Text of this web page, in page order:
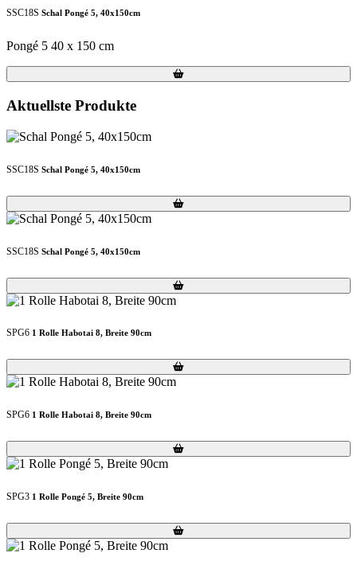
SSC18S Schal Pongé 5, 40x150cm
Pongé 5 40 x 150 cm
Loading...
Loading...
Aktuellste Produkte
SSC18S Schal Pongé 5, 40x150cm
Loading...
Loading...
SSC18S Schal Pongé 5, 40x150cm
Loading...
Loading...
SPG6 1 Rolle Habotai 8, Breite 90cm
Loading...
Loading...
SPG6 1 Rolle Habotai 8, Breite 90cm
Loading...
Loading...
SPG3 1 Rolle Pongé 5, Breite 90cm
Loading...
Loading...